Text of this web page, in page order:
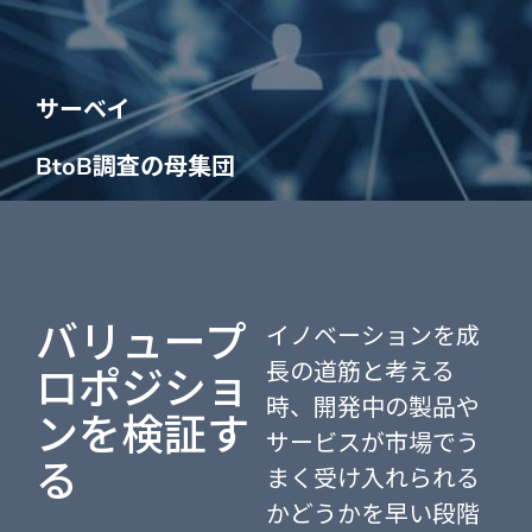
サーベイ
BtoB調査の母集団
バリュープ
ロポジショ
ンを検証す
る
イノベーションを成
長の道筋と考える
時、開発中の製品や
サービスが市場でう
まく受け入れられる
かどうかを早い段階